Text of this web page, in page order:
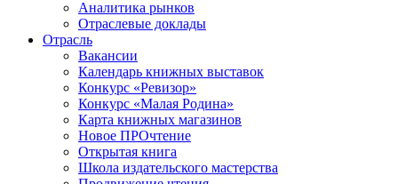
Аналитика рынков
Отраслевые доклады
Отрасль
Вакансии
Календарь книжных выставок
Конкурс «Ревизор»
Конкурс «Малая Родина»
Карта книжных магазинов
Новое ПРОчтение
Открытая книга
Школа издательского мастерства